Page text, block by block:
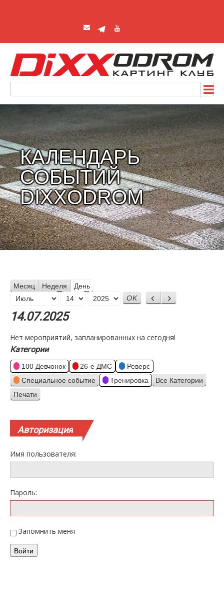
КАЛЕНДАРЬ
СОБЫТИЙ
DIXXODROM
Месяц Неделя День
Месяц
День
Год
Назад
Вперед
14.07.2025
Нет мероприятий, запланированных на сегодня!
Категории
100 Девчонок 26-е ДМС
Реверс
Специальное событие
Тренировка Все Категории
Просмотр
Печати
Авторизация
Имя пользователя:
Пароль:
Запомнить меня
Войти